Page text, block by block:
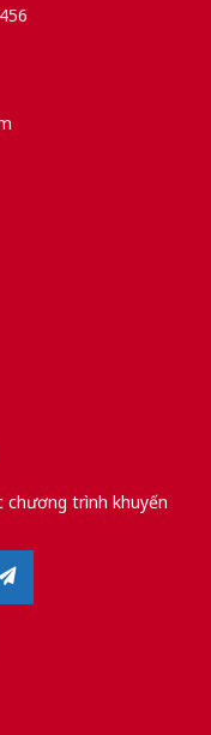
trình khuyến